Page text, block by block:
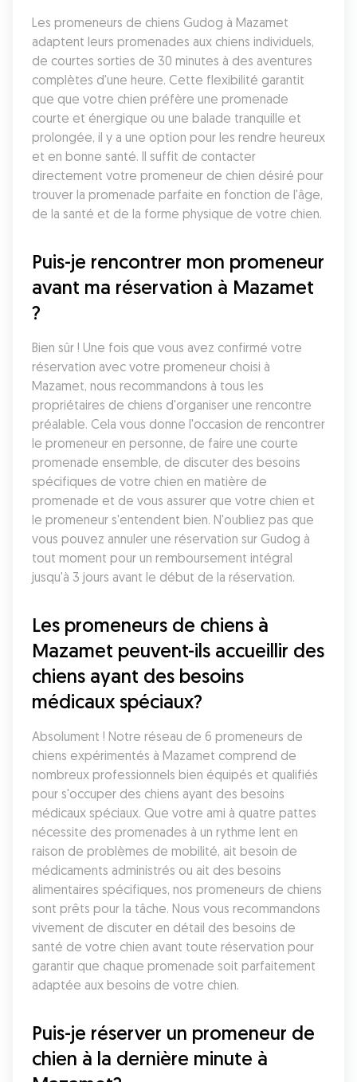
Les promeneurs de chiens Gudog à Mazamet
adaptent leurs promenades aux chiens individuels,
de courtes sorties de 30 minutes à des aventures
complètes d'une heure. Cette flexibilité garantit
que que votre chien préfère une promenade
courte et énergique ou une balade tranquille et
prolongée, il y a une option pour les rendre heureux
et en bonne santé. Il suffit de contacter
directement votre promeneur de chien désiré pour
trouver la promenade parfaite en fonction de l'âge,
de la santé et de la forme physique de votre chien.
Puis-je rencontrer mon promeneur
avant ma réservation à Mazamet
?
Bien sûr ! Une fois que vous avez confirmé votre
réservation avec votre promeneur choisi à
Mazamet, nous recommandons à tous les
propriétaires de chiens d'organiser une rencontre
préalable. Cela vous donne l'occasion de rencontrer
le promeneur en personne, de faire une courte
promenade ensemble, de discuter des besoins
spécifiques de votre chien en matière de
promenade et de vous assurer que votre chien et
le promeneur s'entendent bien. N'oubliez pas que
vous pouvez annuler une réservation sur Gudog à
tout moment pour un remboursement intégral
jusqu'à 3 jours avant le début de la réservation.
Les promeneurs de chiens à
Mazamet peuvent-ils accueillir des
chiens ayant des besoins
médicaux spéciaux?
Absolument ! Notre réseau de 6 promeneurs de
chiens expérimentés à Mazamet comprend de
nombreux professionnels bien équipés et qualifiés
pour s'occuper des chiens ayant des besoins
médicaux spéciaux. Que votre ami à quatre pattes
nécessite des promenades à un rythme lent en
raison de problèmes de mobilité, ait besoin de
médicaments administrés ou ait des besoins
alimentaires spécifiques, nos promeneurs de chiens
sont prêts pour la tâche. Nous vous recommandons
vivement de discuter en détail des besoins de
santé de votre chien avant toute réservation pour
garantir que chaque promenade soit parfaitement
adaptée aux besoins de votre chien.
Puis-je réserver un promeneur de
chien à la dernière minute à